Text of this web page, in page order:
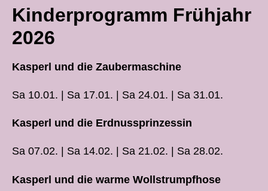
Kinderprogramm Frühjahr
2026
Kasperl und die Zaubermaschine
Sa 10.01. | Sa 17.01. | Sa 24.01. | Sa 31.01.
Kasperl und die Erdnussprinzessin
Sa 07.02. | Sa 14.02. | Sa 21.02. | Sa 28.02.
Kasperl und die warme Wollstrumpfhose